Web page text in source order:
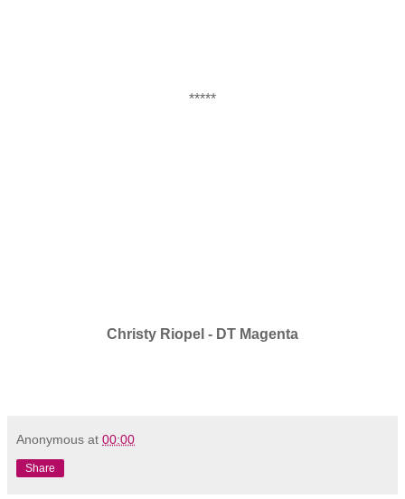
*****
Christy Riopel - DT Magenta
Anonymous at 00:00
Share